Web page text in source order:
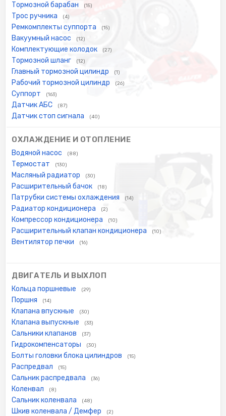
Тормозной барабан (15)
Трос ручника (4)
Ремкомплекты суппорта (15)
Вакуумный насос (12)
Комплектующие колодок (27)
Тормозной шланг (12)
Главный тормозной цилиндр (1)
Рабочий тормозной цилиндр (26)
Суппорт (163)
Датчик АБС (87)
Датчик стоп сигнала (40)
ОХЛАЖДЕНИЕ И ОТОПЛЕНИЕ
Водяной насос (88)
Термостат (130)
Масляный радиатор (30)
Расширительный бачок (18)
Патрубки системы охлаждения (14)
Радиатор кондиционера (2)
Компрессор кондиционера (10)
Расширительный клапан кондиционера (10)
Вентилятор печки (16)
ДВИГАТЕЛЬ И ВЫХЛОП
Кольца поршневые (29)
Поршня (14)
Клапана впускные (30)
Клапана выпускные (33)
Сальники клапанов (37)
Гидрокомпенсаторы (30)
Болты головки блока цилиндров (15)
Распредвал (15)
Сальник распредвала (36)
Коленвал (8)
Сальник коленвала (48)
Шкив коленвала / Демфер (2)